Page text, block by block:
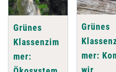
Grünes
Klassenzim
mer:
Grünes
mer:
wir